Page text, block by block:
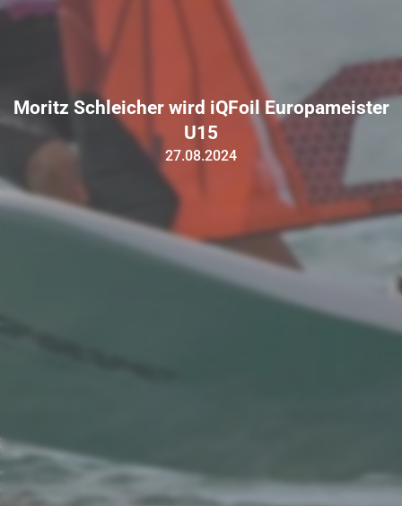
Moritz Schleicher wird iQFoil Europameister
U15
27.08.2024